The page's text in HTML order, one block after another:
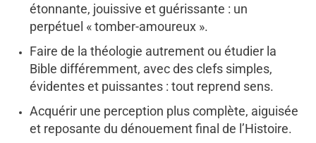
étonnante, jouissive et guérissante : un
perpétuel « tomber-amoureux ».
Faire de la théologie autrement ou étudier la
Bible différemment, avec des clefs simples,
évidentes et puissantes : tout reprend sens.
Acquérir une perception plus complète, aiguisée
et reposante du dénouement final de l’Histoire.